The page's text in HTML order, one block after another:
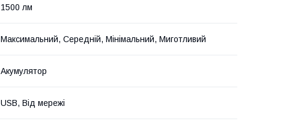
1500 лм
Максимальний, Середній, Мінімальний, Миготливий
Акумулятор
USB, Від мережі